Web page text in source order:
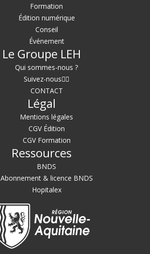
Formation
Édition numérique
Conseil
Événement
Le Groupe LEH
Qui sommes-nous ?
Suivez-nous
CONTACT
Légal
Mentions légales
CGV Édition
CGV Formation
Ressources
BNDS
Abonnement & licence BNDS
Hopitalex